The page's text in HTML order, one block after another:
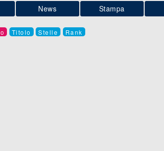
News Stampa
Titolo Stelle Rank